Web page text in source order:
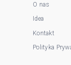
O nas
Idea
Kontakt
Polityka